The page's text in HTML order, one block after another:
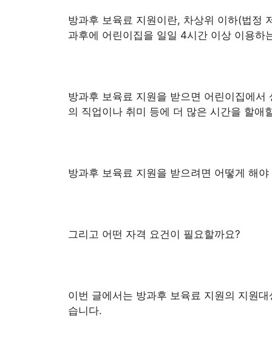
방과후 보육료 지원이란, 차상위 이하(법정
과후에 어린이집을 일일 4시간 이상 이용하
방과후 보육료 지원을 받으면 어린이집에
의 직업이나 취미 등에 더 많은 시간을 할애
방과후 보육료 지원을 받으려면 어떻게 해야
그리고 어떤 자격 요건이 필요할까요?
이번 글에서는 방과후 보육료 지원의 지원
습니다.